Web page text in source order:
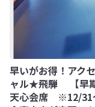
早いがお得！アク
ャル★飛騨 【早期
天心会席 ※12/31